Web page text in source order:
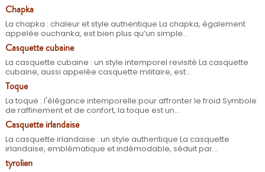
Chapka
La chapka : chaleur et style authentique La chapka, également
appelée ouchanka, est bien plus qu’un simple...
Casquette cubaine
La casquette cubaine : un style intemporel revisité La casquette
cubaine, aussi appelée casquette militaire, est...
Toque
La toque : l'élégance intemporelle pour affronter le froid Symbole
de raffinement et de confort, la toque est un...
Casquette irlandaise
La casquette irlandaise : un style authentique La casquette
irlandaise, emblématique et indémodable, séduit par...
tyrolien